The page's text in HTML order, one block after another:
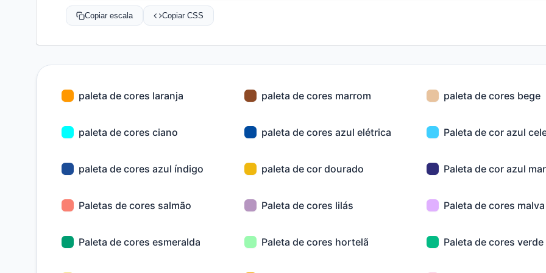
Copiar escala Copiar CSS
paleta de cores laranja paleta de cores marrom paleta de cores bege
paleta de cores ciano paleta de cores azul elétrica Paleta de cor azul
paleta de cores azul índigo paleta de cor dourado Paleta de cor azul
Paletas de cores salmão Paleta de cores lilás Paleta de cores malva
Paleta de cores esmeralda Paleta de cores hortelã Paleta de cores